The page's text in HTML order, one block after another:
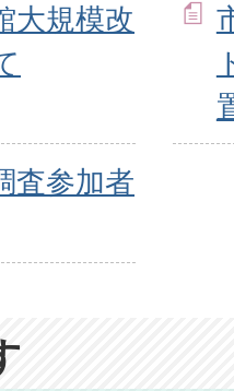
大規模改
査参加者